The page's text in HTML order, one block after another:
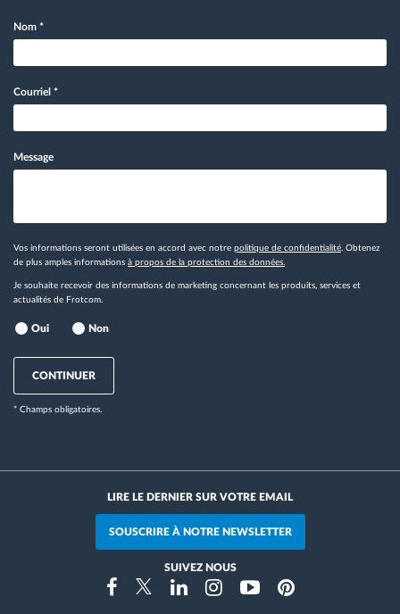
Nom *
Courriel *
Message
Vos informations seront utilisées en accord avec notre politique de confidentialité . Obtenez
de plus amples informations à propos de la protection des données.
Je souhaite recevoir des informations de marketing concernant les produits, services et
actualités de Frotcom.
Oui Non
CONTINUER
* Champs obligatoires.
LIRE LE DERNIER SUR VOTRE EMAIL
SOUSCRIRE À NOTRE NEWSLETTER
SUIVEZ NOUS
FacebookTwitterLinkedinInstragramYoutubePinterest